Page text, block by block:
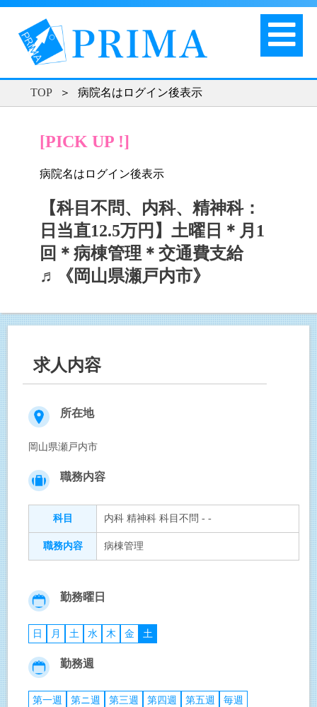
TOP ＞ 病院名はログイン後表示
[PICK UP !]
病院名はログイン後表示
【科目不問、内科、精神科：
日当直12.5万円】土曜日＊月1
回＊病棟管理＊交通費支給
♬《岡山県瀬戸内市》
求人内容
所在地
岡山県瀬戸内市
職務内容
科目 内科 精神科 科目不問 - -
職務内容 病棟管理
勤務曜日
日 月 土 水 木 金 土
勤務週
第一週 第ニ週 第三週 第四週 第五週 毎週